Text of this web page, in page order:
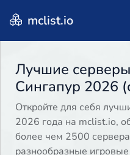
mclist.io
Лучшие
Сингапур 2026
Откройте для себя
2026 года на mclist.io,
более чем 2500
разнообразные